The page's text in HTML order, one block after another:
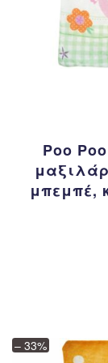
Poo
μπεμπέ,
– 33%